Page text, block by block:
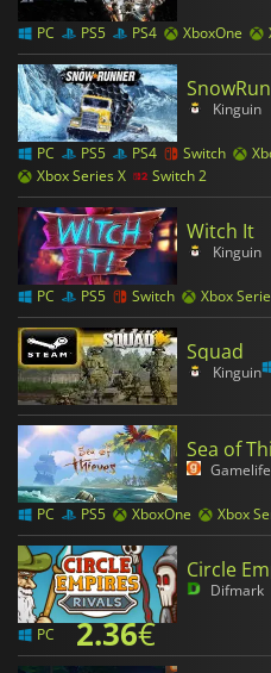
PC PS5 PS4 XboxOne
Kinguin
PC PS5 PS4 Switch
Xbox Series X
Switch 2
Witch It
Kinguin
PC PS5 Switch Xbox
Squad
Kinguin
Sea of
Gamelife
PC PS5 XboxOne Xbox
Circle
Difmark
PC 2.36€